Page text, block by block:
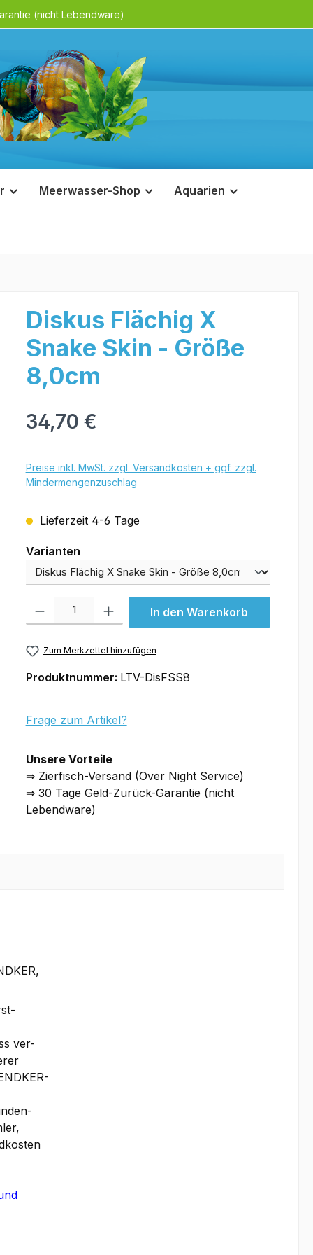
(nicht Lebendware)
Meerwasser-Shop Aquarien
Diskus Flächig X
Snake Skin - Größe
8,0cm
34,70 €
Preise inkl. MwSt. zzgl. Versandkosten + ggf. zzgl.
Mindermengenzuschlag
Lieferzeit 4-6 Tage
Varianten
Varianten
In den Warenkorb
Zum Merkzettel hinzufügen
Produktnummer: LTV-DisFSS8
Frage zum Artikel?
Unsere Vorteile
⇒ Zierfisch-Versand (Over Night Service)
⇒ 30 Tage Geld-Zurück-Garantie (nicht
Lebendware)
ver-